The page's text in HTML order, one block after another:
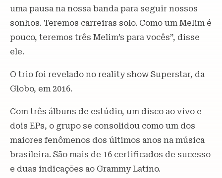
uma pausa na nossa banda para seguir nossos
sonhos. Teremos carreiras solo. Como um Melim é
pouco, teremos três Melim’s para vocês”, disse
ele.
O trio foi revelado no reality show Superstar, da
Globo, em 2016.
Com três álbuns de estúdio, um disco ao vivo e
dois EPs, o grupo se consolidou como um dos
maiores fenômenos dos últimos anos na música
brasileira. São mais de 16 certificados de sucesso
e duas indicações ao Grammy Latino.